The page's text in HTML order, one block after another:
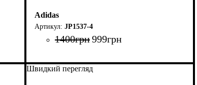
Adidas
JP1537-4
1400грн999грн
Швидкий перегляд